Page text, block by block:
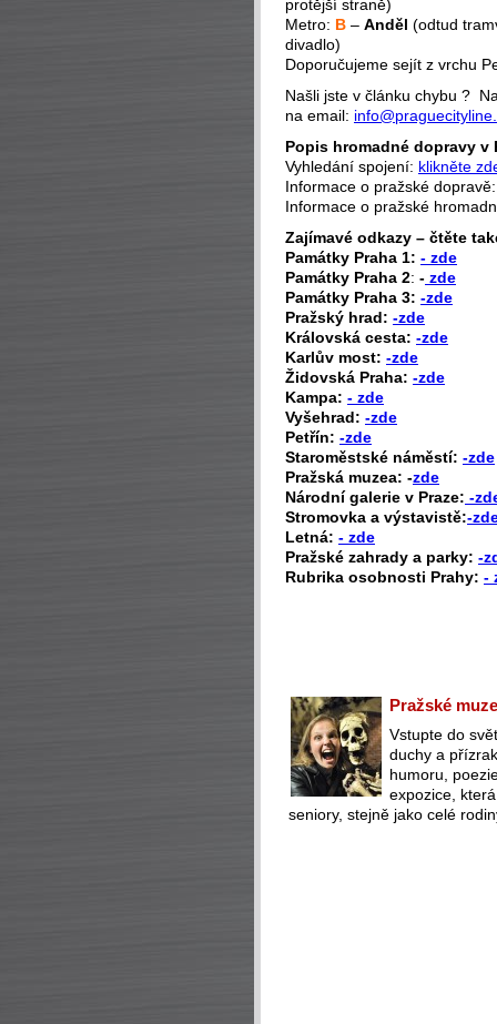
protější straně)
Metro: B – Anděl (odtud
divadlo)
Doporučujeme sejít z vrchu
Našli jste v článku chybu ?
na email:
Popis hromadné dopravy v
Vyhledání spojení: klikněte
Informace o pražské
Informace o pražské
Zajímavé odkazy – čtěte
Památky Praha 1: - zde
Památky Praha 2: - zde
Památky Praha 3: -zde
Pražský hrad: -zde
Královská cesta: -zde
Karlův most: -zde
Židovská Praha: -zde
Kampa: - zde
Vyšehrad: -zde
Petřín: -zde
Staroměstské náměstí: -zde
Pražská muzea: -zde
Národní galerie v Praze: -
Stromovka a výstavistě:-
Letná: - zde
Pražské zahrady a parky: -
Rubrika osobnosti Prahy: -
Pražské
Vstupte do
duchy a
humoru,
expozice,
seniory, stejně jako celé